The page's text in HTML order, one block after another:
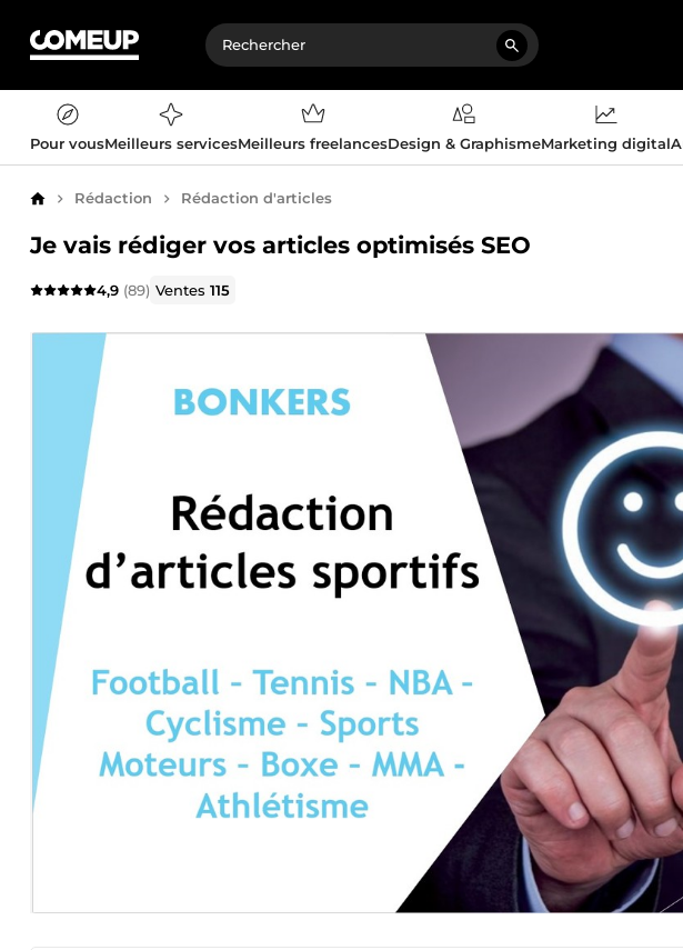
Pour vousMeilleurs servicesMeilleurs freelancesDesign & GraphismeMarketing digital
AccueilRédaction Rédaction d'articles
Je vais rédiger vos articles optimisés SEO
4,9 (89) Ventes115